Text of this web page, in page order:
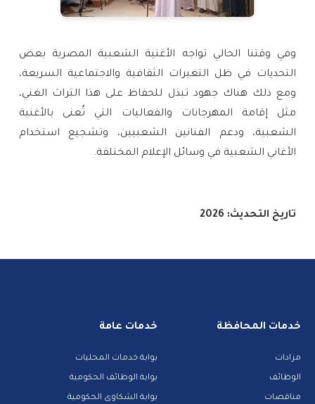
وفي وقتنا الحالي تواجه الأغنية الشعبية المصرية بعض
التحديات في ظل التغيرات الثقافية والاجتماعية السريعة،
ومع ذلك هناك جهود تبذل للحفاظ على هذا التراث الغني،
مثل إقامة المهرجانات والفعاليات التي تُعنى بالأغنية
الشعبية، ودعم الفنانين الشعبيين، وتشجيع استخدام
الأغاني الشعبية في وسائل الإعلام المختلفة.
تاريخ التحديث: 2026
خدمات المحافظة
مزادات
الوظائف
مناقصات
خدمات عامة
بوابة خدمات المحليات
بوابة الوظائف الحكومية
بوابة الشكاوى الحكومية